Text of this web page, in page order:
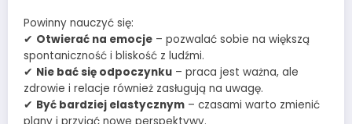
Powinny nauczyć się:
✔ Otwierać na emocje – pozwalać sobie na większą
spontaniczność i bliskość z ludźmi.
✔ Nie bać się odpoczynku – praca jest ważna, ale
zdrowie i relacje również zasługują na uwagę.
✔ Być bardziej elastycznym – czasami warto zmienić